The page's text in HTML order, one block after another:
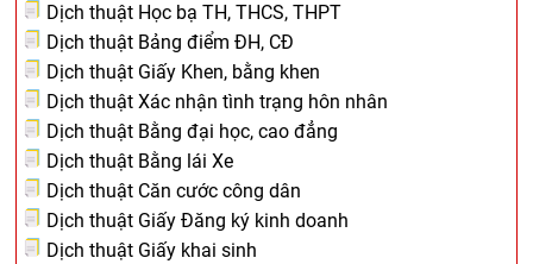
Dịch thuật Học bạ TH, THCS, THPT
Dịch thuật Bảng điểm ĐH, CĐ
Dịch thuật Giấy Khen, bằng khen
Dịch thuật Xác nhận tình trạng hôn nhân
Dịch thuật Bằng đại học, cao đẳng
Dịch thuật Bằng lái Xe
Dịch thuật Căn cước công dân
Dịch thuật Giấy Đăng ký kinh doanh
Dịch thuật Giấy khai sinh